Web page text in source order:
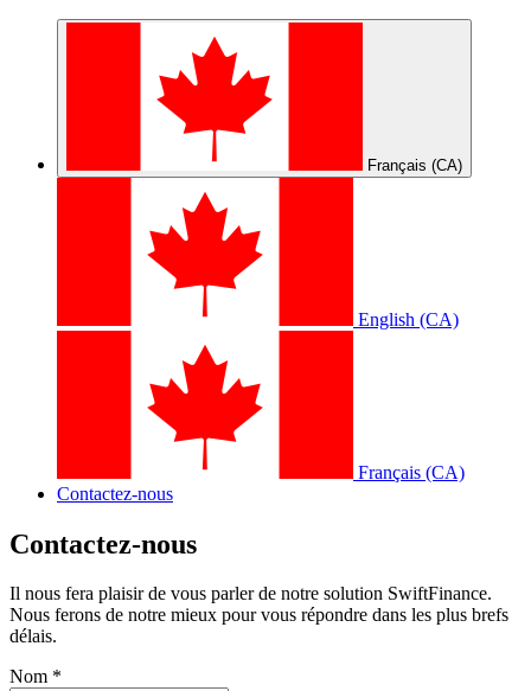
Français (CA)
English (CA)
Français (CA)
Contactez-nous
Contactez-nous
Il nous fera plaisir de vous parler de notre solution SwiftFinance.
Nous ferons de notre mieux pour vous répondre dans les plus brefs
délais.
Nom *